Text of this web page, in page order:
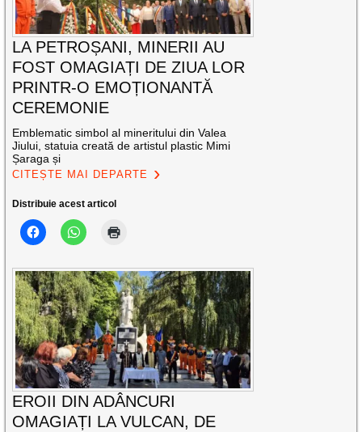
LA PETROȘANI, MINERII AU
FOST OMAGIAȚI DE ZIUA LOR
PRINTR-O EMOȚIONANTĂ
CEREMONIE
Emblematic simbol al mineritului din Valea
Jiului, statuia creată de artistul plastic Mimi
Șaraga și
CITEȘTE MAI DEPARTE
Distribuie acest articol
EROII DIN ADÂNCURI
OMAGIAȚI LA VULCAN, DE